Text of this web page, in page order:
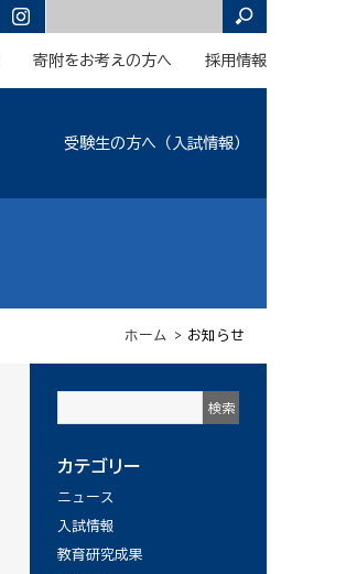
寄附をお考えの方へ 採用情報
受験生の方へ（入試情報）
ホーム > お知らせ
カテゴリー
ニュース
入試情報
教育研究成果